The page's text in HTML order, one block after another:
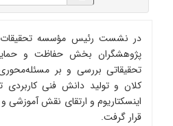
در نشست رئیس مؤسسه تحقیقات
پژوهشگران بخش حفاظت و
تحقیقاتی بررسی و بر
کلان و تولید دانش فنی
اینسکتاریوم و ارتقای نقش
قرار گرفت.